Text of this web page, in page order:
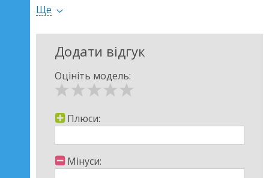
Ще
Додати відгук
Оцініть модель:
Плюси:
Мінуси: